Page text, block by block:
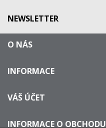
NEWSLETTER
O NÁS
INFORMACE
VÁŠ ÚČET
INFORMACE O OBCHODU